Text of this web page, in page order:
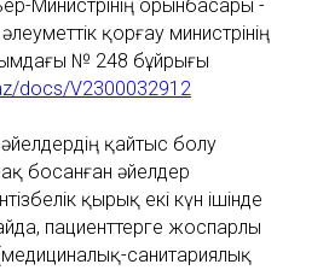
Министрінің орынбасары -
қорғау министрінің
№ 248 бұйрығы
docs/V2300032912
қайтыс болу
босанған әйелдер
қырық екі күн ішінде
пациенттерге жоспарлы
санитариялық